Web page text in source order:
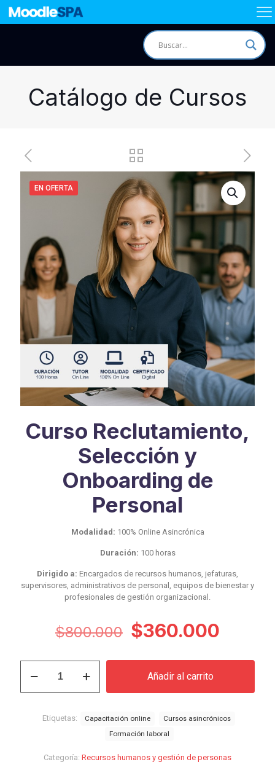
Catálogo de Cursos
EN OFERTA
Curso Reclutamiento,
Selección y
Onboarding de
Personal
Modalidad: 100% Online Asincrónica
Duración: 100 horas
Dirigido a: Encargados de recursos humanos, jefaturas,
supervisores, administrativos de personal, equipos de bienestar y
profesionales de gestión organizacional.
$800.000 El
original
era:
$360.000
actual
Reclutamiento,
Añadir al carrito
Categoría: Recursos humanos y gestión de personas
Etiquetas: Capacitación online
Cursos asincrónicos
Formación laboral